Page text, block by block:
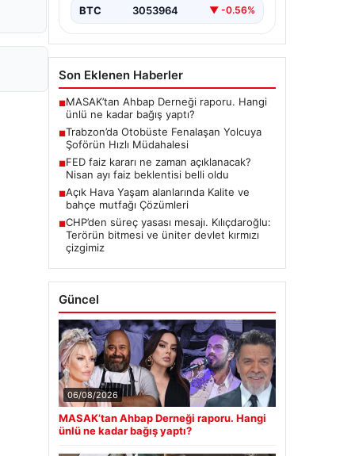
BTC 3053964 ▼ -0.56%
Son Eklenen Haberler
■MASAK’tan Ahbap Derneği raporu. Hangi
ünlü ne kadar bağış yaptı?
■Trabzon’da Otobüste Fenalaşan Yolcuya
Şoförün Hızlı Müdahalesi
■FED faiz kararı ne zaman açıklanacak?
Nisan ayı faiz beklentisi belli oldu
■Açık Hava Yaşam alanlarında Kalite ve
bahçe mutfağı Çözümleri
■CHP’den süreç yasası mesajı. Kılıçdaroğlu:
Terörün bitmesi ve üniter devlet kırmızı
çizgimiz
Güncel
06/08/2026
MASAK’tan Ahbap Derneği raporu. Hangi
ünlü ne kadar bağış yaptı?